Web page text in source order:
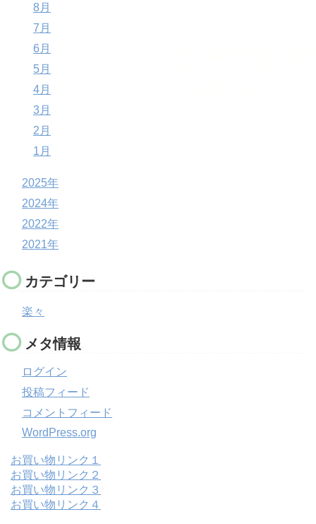
8月
7月
6月
5月
4月
3月
2月
1月
2025年
2024年
2022年
2021年
カテゴリー
楽々
メタ情報
ログイン
投稿フィード
コメントフィード
WordPress.org
お買い物リンク１
お買い物リンク２
お買い物リンク３
お買い物リンク４